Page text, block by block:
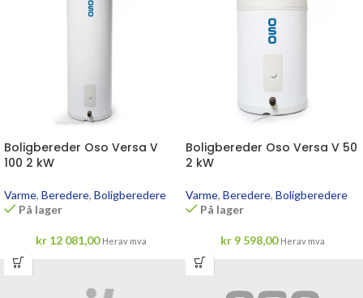
Boligbereder Oso Versa V
100 2 kW
Varme, Beredere, Boligberedere
På lager
kr12 081,00 Herav mva
Boligbereder Oso Versa V 50
2 kW
Varme, Beredere, Boligberedere
På lager
kr9 598,00 Herav mva